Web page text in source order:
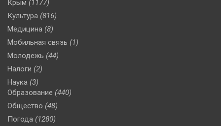
Крым (1177)
Культура (816)
Медицина (8)
Мобильная связь (1)
Молодежь (44)
Налоги (2)
Наука (3)
Образование (440)
Общество (48)
Погода (1280)